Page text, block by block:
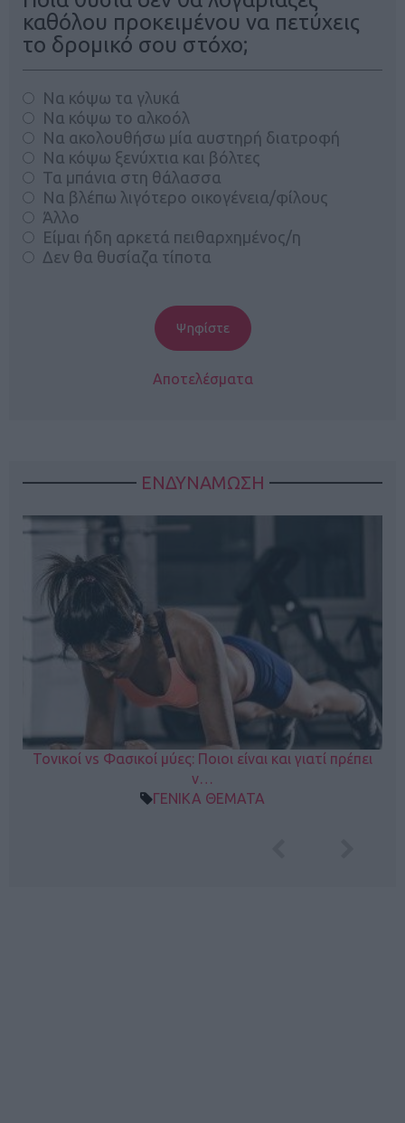
καθόλου προκειμένου να πετύχεις
το δρομικό σου στόχο;
Να κόψω τα γλυκά
Να κόψω το αλκοόλ
Να ακολουθήσω μία αυστηρή διατροφή
Να κόψω ξενύχτια και βόλτες
Τα μπάνια στη θάλασσα
Να βλέπω λιγότερο οικογένεια/φίλους
Άλλο
Είμαι ήδη αρκετά πειθαρχημένος/η
Δεν θα θυσίαζα τίποτα
Αποτελέσματα
ΕΝΔΥΝΑΜΩΣΗ
Τονικοί vs Φασικοί μύες: Ποιοι είναι και γιατί πρέπει
ν…
ΓΕΝΙΚΑ ΘΕΜΑΤΑ